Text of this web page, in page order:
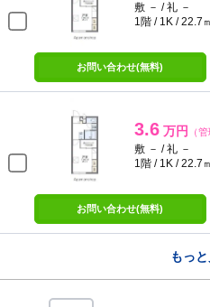
敷 － / 礼 －
1階 / 1K / 22.7
お問い合わせ(無料)
3.6 万円 （
敷 － / 礼 －
1階 / 1K / 22.7
お問い合わせ(無料)
もっ